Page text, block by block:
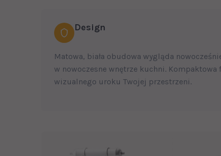
Design
Matowa, biała obudowa wygląda
w nowoczesne wnętrze kuchni.
wizualnego uroku Twojej przestrzeni.